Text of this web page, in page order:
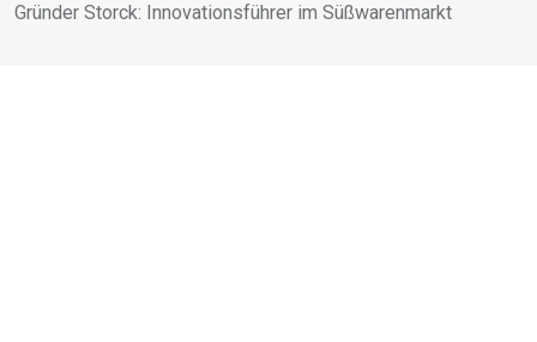
Gründer Storck: Innovationsführer im Süßwarenmarkt